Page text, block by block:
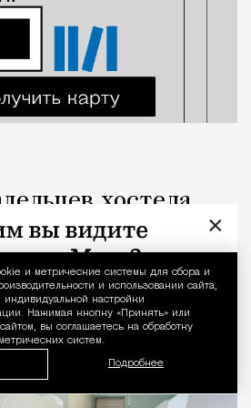
Уведомление
и метрические системы для сбора и
и использовании сайта,
настройки
Нажимая кнопку «Принять» или
вы соглашаетесь на обработку
систем.
Подробнее
хостела
из-за ковриков для
×